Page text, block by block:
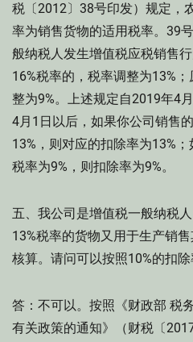
税〔2012〕38号印发）规定，
率为销售货物的适用税率。39
般纳税人发生增值税应税销售
16%税率的，税率调整为13%
整为9%。上述规定自2019年4
4月1日以后，如果你公司销售
13%，则对应的扣除率为13%
税率为9%，则扣除率为9%。
五、我公司是增值税一般纳税
13%税率的货物又用于生产销
核算。请问可以按照10%的扣
答：不可以。按照《财政部 税
有关政策的通知》（财税〔